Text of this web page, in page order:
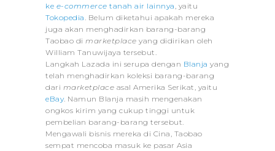
ke e-commerce tanah air lainnya , yaitu
Tokopedia . Belum diketahui apakah mereka
juga akan menghadirkan barang-barang
Taobao di marketplace yang didirikan oleh
William Tanuwijaya tersebut.
Langkah Lazada ini serupa dengan Blanja yang
telah menghadirkan koleksi barang-barang
dari marketplace asal Amerika Serikat, yaitu
eBay . Namun Blanja masih mengenakan
ongkos kirim yang cukup tinggi untuk
pembelian barang-barang tersebut.
Mengawali bisnis mereka di Cina, Taobao
sempat mencoba masuk ke pasar Asia